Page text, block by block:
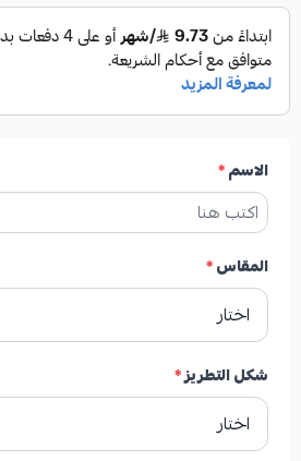
الاسم*
المقاس*
شكل التطريز*